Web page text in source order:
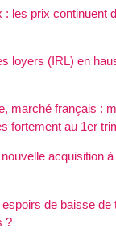
: les prix continuent
loyers (IRL) en
marché français :
fortement au 1er
acquisition
de baisse de
?